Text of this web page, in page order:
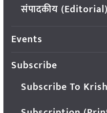
संपादकीय (Editorial)
Events
Subscribe
Subscribe To